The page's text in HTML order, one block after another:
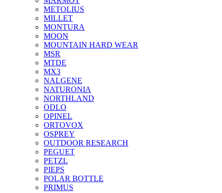
METOLIUS
MILLET
MONTURA
MOON
MOUNTAIN HARD WEAR
MSR
MTDE
MX3
NALGENE
NATURONIA
NORTHLAND
ODLO
OPINEL
ORTOVOX
OSPREY
OUTDOOR RESEARCH
PEGUET
PETZL
PIEPS
POLAR BOTTLE
PRIMUS